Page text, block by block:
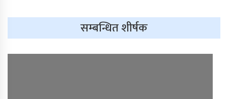
प्रधानन्यायाधीशमा मनोजकुमार शर्माको
नाम सर्वसम्मत अनुमोदन
सम्बन्धित शीर्षक